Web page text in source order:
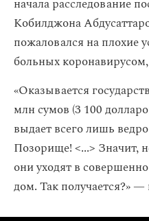
начала расследование
Кобилджона
пожаловался на плохие
больных коронавирусом,
«Оказывается
млн сумов (3 100
выдает всего лишь
Позорище! <...> Значит,
они уходят в
дом. Так получается?»